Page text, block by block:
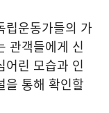
립운동가들의 가
관객들에게 신
어린 모습과 인
을 통해 확인할